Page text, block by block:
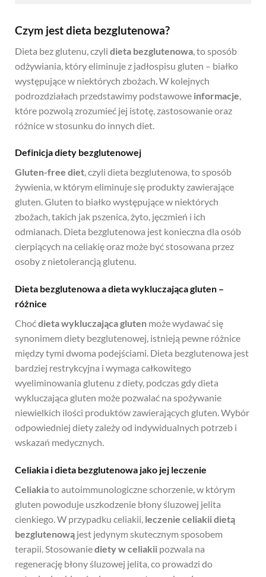
Czym jest dieta bezglutenowa?
Dieta bez glutenu, czylidieta bezglutenowa , to sposób
odżywiania, który eliminuje z jadłospisu gluten – białko
występujące w niektórych zbożach. W kolejnych
podrozdziałach przedstawimy podstawowe informacje
które pozwolą zrozumieć jej istotę, zastosowanie oraz
różnice w stosunku do innych diet.
Definicja diety bezglutenowej
Gluten-free diet, czyli dieta bezglutenowa, to sposób
żywienia, w którym eliminuje się produkty zawierające
gluten. Gluten to białko występujące w niektórych
zbożach, takich jak pszenica, żyto, jęczmień i ich
odmianach. Dieta bezglutenowa jest konieczna dla osób
cierpiących na celiakię oraz może być stosowana przez
osoby z nietolerancją glutenu.
Dieta bezglutenowa a dieta wykluczająca gluten –
różnice
Choćdieta wykluczająca gluten może wydawać się
synonimem diety bezglutenowej, istnieją pewne różnice
między tymi dwoma podejściami. Dieta bezglutenowa jest
bardziej restrykcyjna i wymaga całkowitego
wyeliminowania glutenu z diety, podczas gdy dieta
wykluczająca gluten może pozwalać na spożywanie
niewielkich ilości produktów zawierających gluten. Wybór
odpowiedniej diety zależy od indywidualnych potrzeb i
wskazań medycznych.
Celiakia i dieta bezglutenowa jako jej leczenie
Celiakiato autoimmunologiczne schorzenie, w którym
gluten powoduje uszkodzenie błony śluzowej jelita
cienkiego. W przypadku celiakii, leczenie celiakii dietą
bezglutenową jest jedynym skutecznym sposobem
terapii. Stosowaniediety w celiakii pozwala na
regenerację błony śluzowej jelita, co prowadzi do